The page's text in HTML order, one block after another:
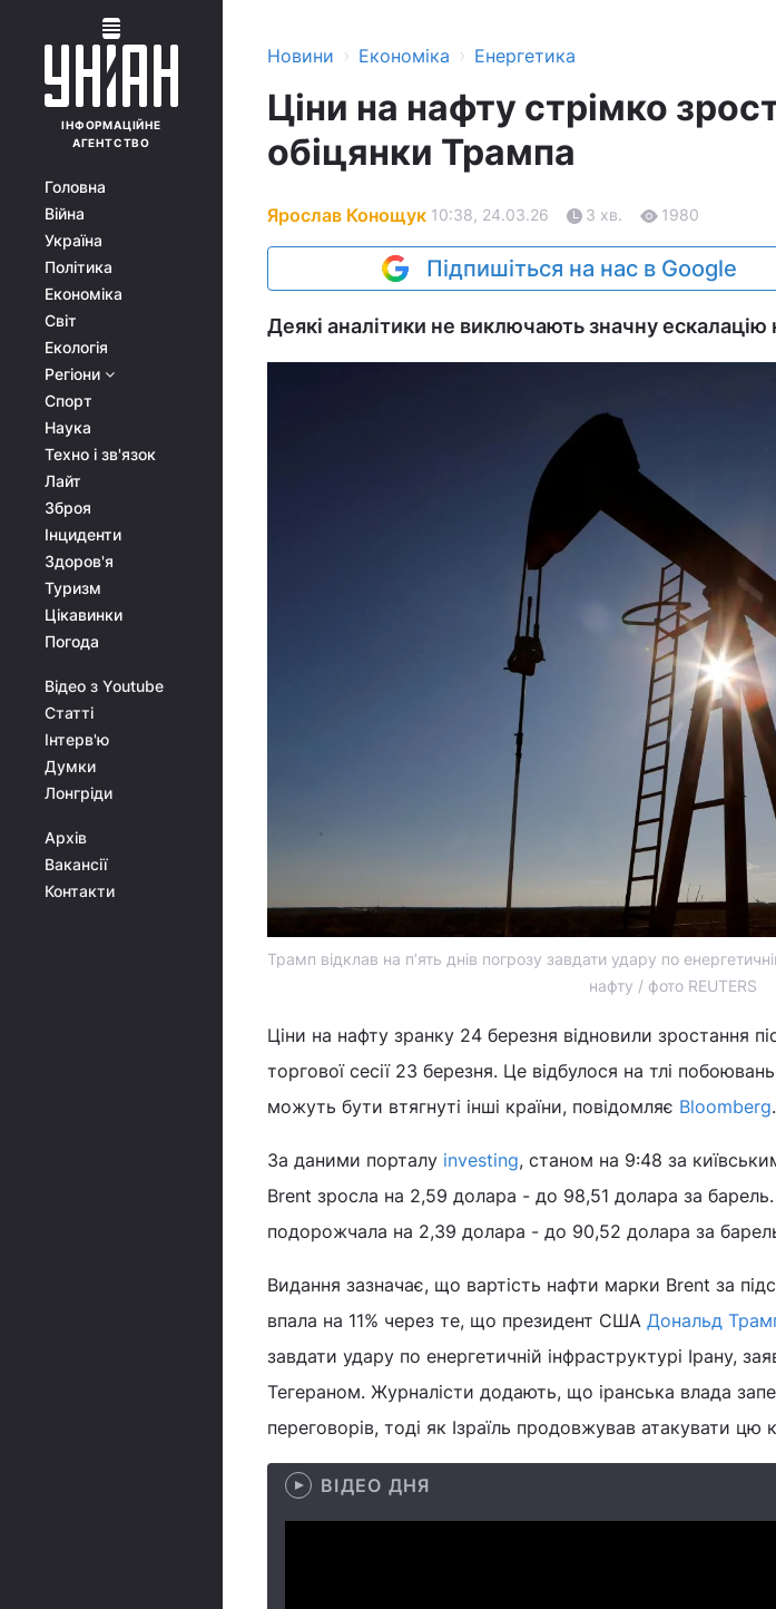
ІНФОРМАЦІЙНЕ
АГЕНТСТВО
Головна
Війна
Україна
Політика
Економіка
Світ
Екологія
Регіони
Спорт
Наука
Техно і зв'язок
Лайт
Зброя
Інциденти
Здоров'я
Туризм
Цікавинки
Погода
Відео з Youtube
Статті
Інтерв'ю
Думки
Лонгріди
Архів
Вакансії
Контакти
Новини › Економіка › Енергетика
Ціни на нафту стрімко
обіцянки Трампа
Ярослав Конощук 10:38, 24.03.26 3 хв. 1980
Підпишіться на нас в Google
Деякі аналітики не виключають значну ескалацію
Трамп відклав на п’ять днів погрозу завдати удару по
нафту / фото REUTERS
Ціни на нафту зранку 24 березня відновили зростання
торгової сесії 23 березня. Це відбулося на тлі
можуть бути втягнуті інші країни, повідомляє Bloomberg.
За даними порталу investing, станом на 9:48 за
Brent зросла на 2,59 долара - до 98,51 долара за
подорожчала на 2,39 долара - до 90,52 долара за
Видання зазначає, що вартість нафти марки Brent за
впала на 11% через те, що президент США Дональд
завдати удару по енергетичній інфраструктурі Ірану,
Тегераном. Журналісти додають, що іранська влада
переговорів, тоді як Ізраїль продовжував атакувати цю
ВІДЕО ДНЯ